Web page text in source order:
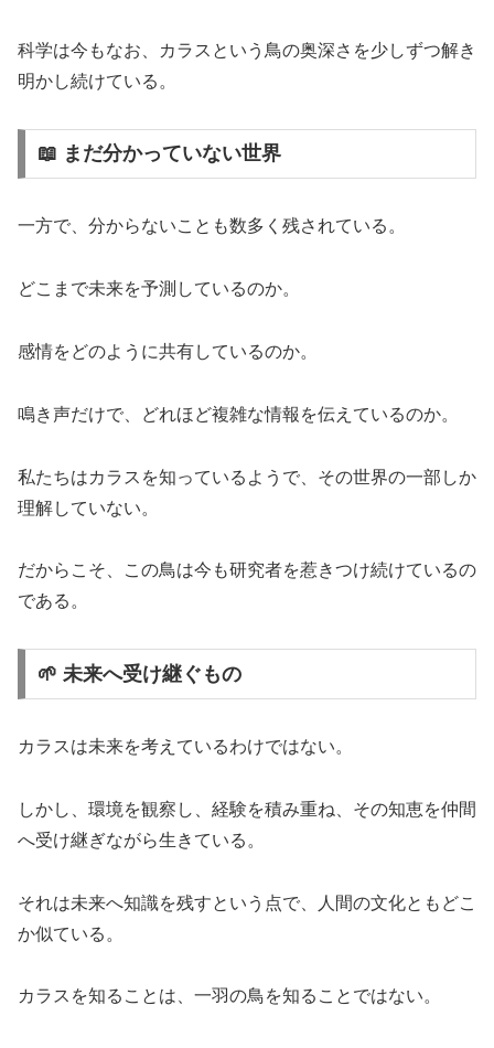
科学は今もなお、カラスという鳥の奥深さを少しずつ解き
明かし続けている。
📖 まだ分かっていない世界
一方で、分からないことも数多く残されている。
どこまで未来を予測しているのか。
感情をどのように共有しているのか。
鳴き声だけで、どれほど複雑な情報を伝えているのか。
私たちはカラスを知っているようで、その世界の一部しか
理解していない。
だからこそ、この鳥は今も研究者を惹きつけ続けているの
である。
🌱 未来へ受け継ぐもの
カラスは未来を考えているわけではない。
しかし、環境を観察し、経験を積み重ね、その知恵を仲間
へ受け継ぎながら生きている。
それは未来へ知識を残すという点で、人間の文化ともどこ
か似ている。
カラスを知ることは、一羽の鳥を知ることではない。